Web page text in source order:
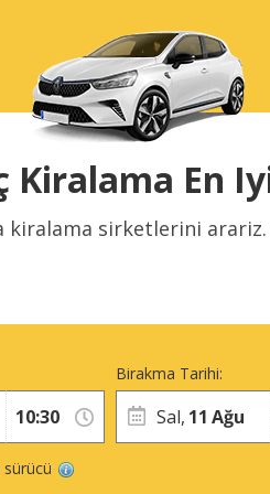
Kiralama En
kiralama sirketlerini arariz.
Birakma Tarihi:
Sal, 11 Ağu